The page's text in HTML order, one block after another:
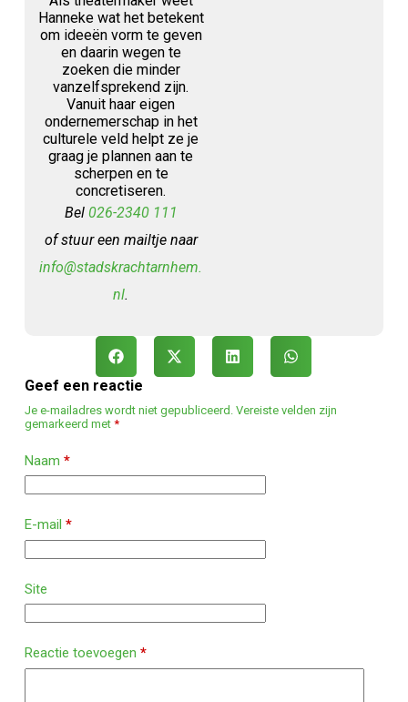
Hanneke wat het betekent
om ideeën vorm te geven
en daarin wegen te
zoeken die minder
vanzelfsprekend zijn.
Vanuit haar eigen
ondernemerschap in het
culturele veld helpt ze je
graag je plannen aan te
scherpen en te
concretiseren.
Bel 026-2340 111
of stuur een mailtje naar
info@stadskrachtarnhem.
nl.
Geef een reactie
Je e-mailadres wordt niet gepubliceerd. Vereiste velden zijn
gemarkeerd met *
Naam *
E-mail *
Site
Reactie toevoegen *